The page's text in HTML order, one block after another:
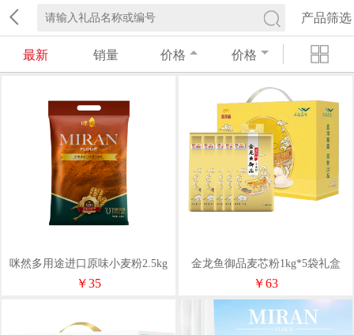
产品筛选
最新 销量 价格 价格
咪然多用途进口原味小麦粉2.5kg
￥35
金龙鱼御品麦芯粉1kg*5袋礼盒
￥63